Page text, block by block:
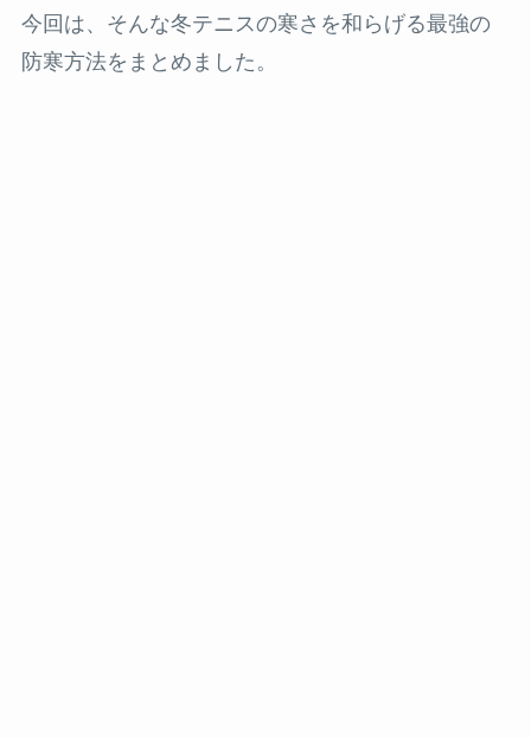
今回は、そんな冬テニスの寒さを和らげる最強の
防寒方法をまとめました。